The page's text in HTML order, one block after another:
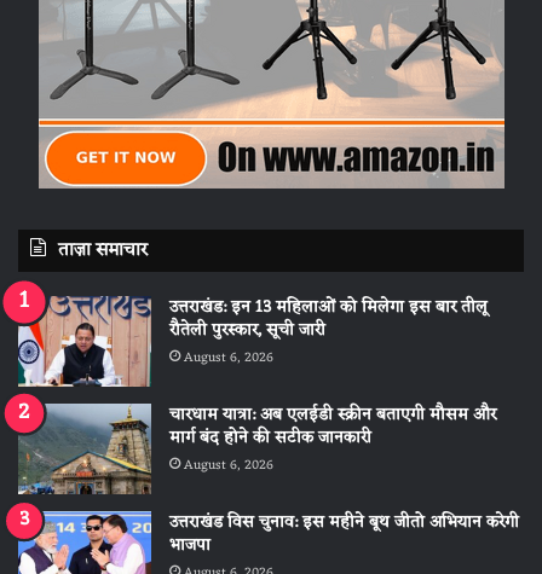
ताज़ा समाचार
उत्तराखंड: इन 13 महिलाओं को मिलेगा इस बार तीलू
रौतेली पुरस्कार, सूची जारी
August 6, 2026
चारधाम यात्रा: अब एलईडी स्क्रीन बताएगी मौसम और
मार्ग बंद होने की सटीक जानकारी
August 6, 2026
उत्तराखंड विस चुनाव: इस महीने बूथ जीतो अभियान करेगी
भाजपा